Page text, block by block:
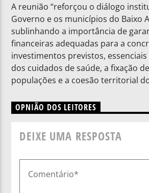
A reunião “reforçou o diálogo
Governo e os municípios do Baixo
sublinhando a importância de
financeiras adequadas para a
investimentos previstos,
dos cuidados de saúde, a fixação
populações e a coesão territorial
OPNIÃO DOS LEITORES
DEIXE UMA RESPOSTA